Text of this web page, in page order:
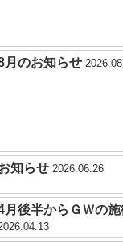
月のお知らせ
知らせ 2026.06.26
月後半からＧＷの